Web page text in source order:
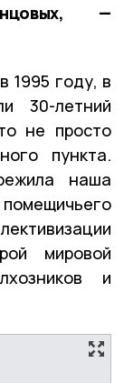
—
1995 году, в
30-летний
не просто
пункта.
наша
мировой
и